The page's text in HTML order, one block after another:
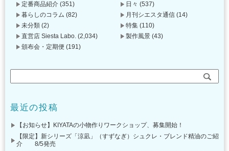
定番商品紹介 (351) 日々 (537)
暮らしのコラム (82) 月刊シエスタ通信 (14)
未分類 (2) 特集 (110)
直営店 Siesta Labo. (2,034) 製作風景 (43)
頒布会・定期便 (191)
最近の投稿
【お知らせ】KIYATAの小物作りワークショップ、募集開始！
【限定】新シリーズ「涼凪」（すずなぎ）シュクレ・ブレンド精油のご紹
介 8/5発売